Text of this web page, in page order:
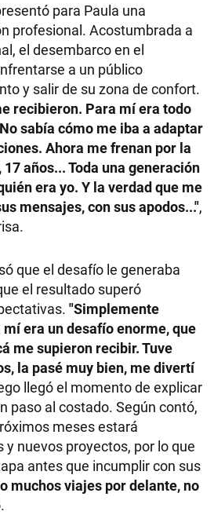
para Paula una
profesional. Acostumbrada a
el desembarco en el
a un público
y salir de su zona de confort.
recibieron. Para mí era todo
sabía cómo me iba a adaptar
Ahora me frenan por la
años... Toda una generación
era yo. Y la verdad que me
mensajes, con sus apodos...",
que el desafío le generaba
el resultado superó
"Simplemente
era un desafío enorme, que
me supieron recibir. Tuve
la pasé muy bien, me divertí
llegó el momento de explicar
paso al costado. Según contó,
meses estará
y nuevos proyectos, por lo que
antes que incumplir con sus
muchos viajes por delante, no